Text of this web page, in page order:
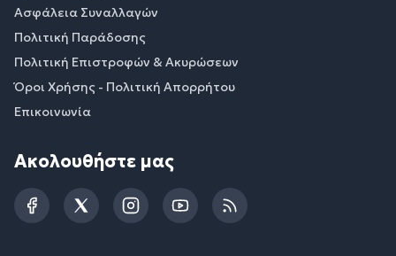
Ασφάλεια Συναλλαγών
Πολιτική Παράδοσης
Πολιτική Επιστροφών & Ακυρώσεων
Όροι Χρήσης - Πολιτική Απορρήτου
Επικοινωνία
Ακολουθήστε μας
FacebookTwitterInstagramYouTubeRSS